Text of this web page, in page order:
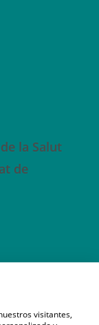
la Salut
de
visitantes,